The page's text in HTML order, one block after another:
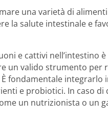
una varietà di
la salute intestinale e
e cattivi nell’intestino
un valido strumento
fondamentale
e probiotici. In caso di
un nutrizionista o un